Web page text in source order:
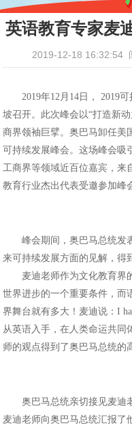
英语教育专家麦
2019-12-18 16:32:54
2019年12月14日， 2019
坡召开。此次峰会以“打造新
商界领袖巨擘。奥巴马卸任美
可持续发展峰会。这场峰会吸
工商界等领域近百位嘉宾，来
教育行业杰出代表受邀参加峰
峰会期间，奥巴马总统发
来可持续发展方面的见解，得
麦迪老师作为文化教育界
世界进步的一个重要条件，而
界舞台就有多大！麦迪说：I
从英语入手，在人类命运共同
师的观点得到了奥巴马总统的
奥巴马总统亲切接见麦迪
麦迪老师向奥巴马总统汇报了